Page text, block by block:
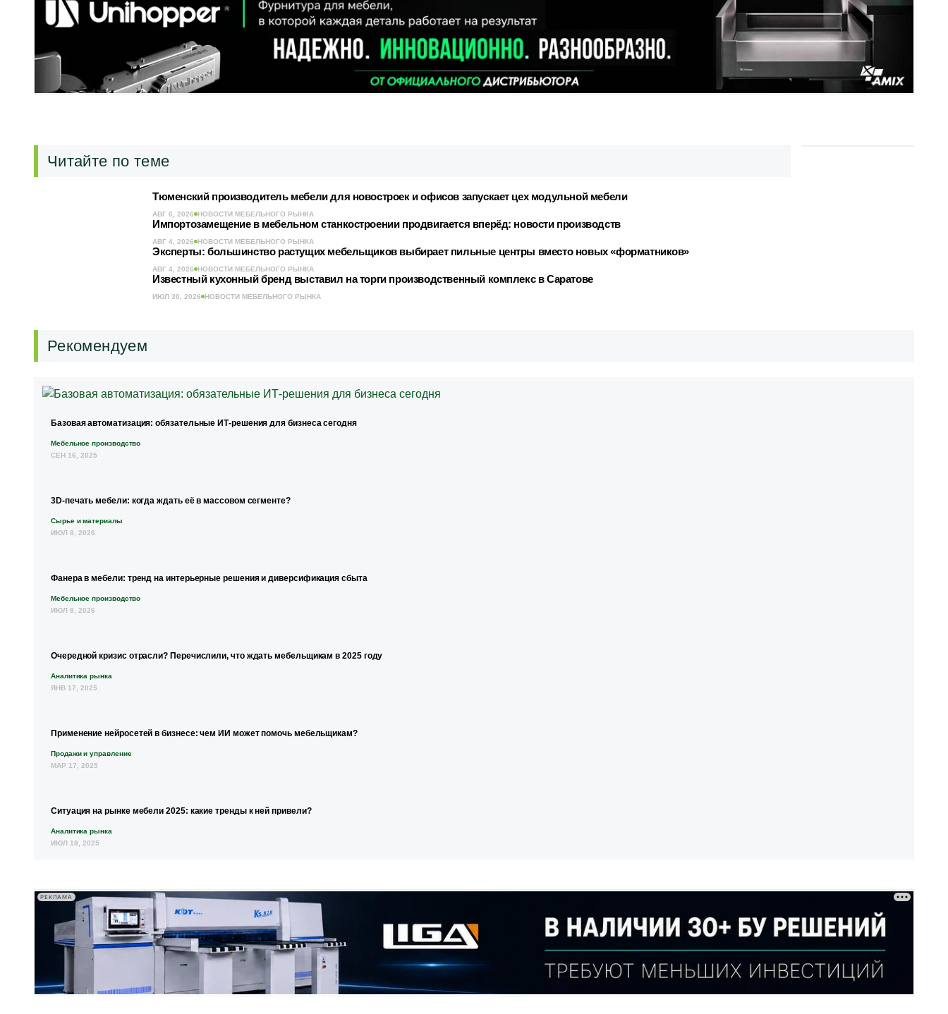
Читайте по теме
Тюменский производитель мебели для новостроек и офисов запускает цех модульной мебели
АВГ 6, 2026 НОВОСТИ МЕБЕЛЬНОГО РЫНКА
Импортозамещение в мебельном станкостроении продвигается вперёд: новости производств
АВГ 4, 2026 НОВОСТИ МЕБЕЛЬНОГО РЫНКА
Эксперты: большинство растущих мебельщиков выбирает пильные центры вместо новых «форматников»
АВГ 4, 2026 НОВОСТИ МЕБЕЛЬНОГО РЫНКА
Известный кухонный бренд выставил на торги производственный комплекс в Саратове
ИЮЛ 30, 2026 НОВОСТИ МЕБЕЛЬНОГО РЫНКА
Рекомендуем
Базовая автоматизация: обязательные ИТ-решения для бизнеса сегодня
Мебельное производство
СЕН 16, 2025
3D-печать мебели: когда ждать её в массовом сегменте?
Сырье и материалы
ИЮЛ 8, 2026
Фанера в мебели: тренд на интерьерные решения и диверсификация сбыта
Мебельное производство
ИЮЛ 8, 2026
Очередной кризис отрасли? Перечислили, что ждать мебельщикам в 2025 году
Аналитика рынка
ЯНВ 17, 2025
Применение нейросетей в бизнесе: чем ИИ может помочь мебельщикам?
Продажи и управление
МАР 17, 2025
Ситуация на рынке мебели 2025: какие тренды к ней привели?
Аналитика рынка
ИЮЛ 18, 2025
РЕКЛАМА